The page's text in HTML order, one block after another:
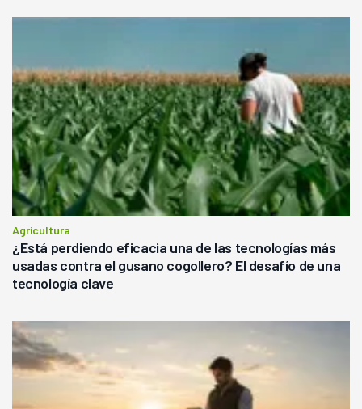
Agricultura
¿Está perdiendo eficacia una de las tecnologías más
usadas contra el gusano cogollero? El desafío de una
tecnología clave